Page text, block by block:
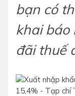
bạn có
khai báo
đãi thuế